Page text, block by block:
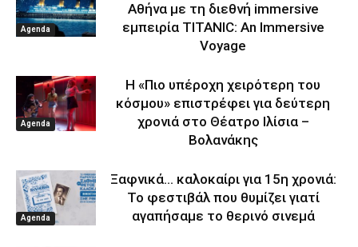
Agenda
Αθήνα με τη διεθνή immersive
εμπειρία TITANIC: An Immersive
Voyage
Agenda
Η «Πιο υπέροχη χειρότερη του
κόσμου» επιστρέφει για δεύτερη
χρονιά στο Θέατρο Ιλίσια –
Βολανάκης
Agenda
Ξαφνικά… καλοκαίρι για 15η χρονιά:
Το φεστιβάλ που θυμίζει γιατί
αγαπήσαμε το θερινό σινεμά